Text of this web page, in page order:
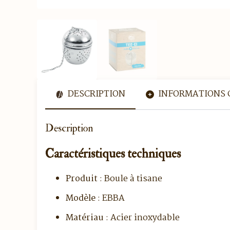
DESCRIPTION INFORMATIONS
Description
Caractéristiques techniques
Produit: Boule à tisane
Modèle: EBBA
Matériau : Acier inoxydable